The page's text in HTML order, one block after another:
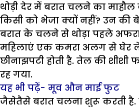
थोड़ी देर में बरात चलने का
किसी को भेजा क्यों नहीं? उन की
बरात के चलने से थोड़ा पहले
महिलाएं एक कमरा अलग से घेर
छीनाझपटी होती है. तेल की शीशी
रह गया.
यह भी पढ़ें- मूव औन माई फुट
जैसेतैसे बरात चलना शुरू करती है.